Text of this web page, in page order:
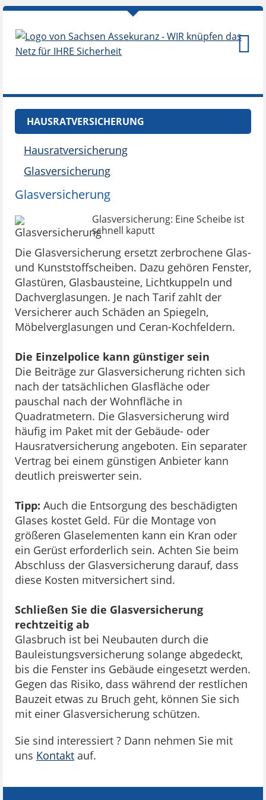
HAUSRATVERSICHERUNG
Hausratversicherung
Glasversicherung
Glasversicherung
Glasversicherung: Eine Scheibe ist
schnell kaputt
Die Glasversicherung ersetzt zerbrochene Glas-
und Kunststoffscheiben. Dazu gehören Fenster,
Glastüren, Glasbausteine, Lichtkuppeln und
Dachverglasungen. Je nach Tarif zahlt der
Versicherer auch Schäden an Spiegeln,
Möbelverglasungen und Ceran-Kochfeldern.
Die Einzelpolice kann günstiger sein
Die Beiträge zur Glasversicherung richten sich
nach der tatsächlichen Glasfläche oder
pauschal nach der Wohnfläche in
Quadratmetern. Die Glasversicherung wird
häufig im Paket mit der Gebäude- oder
Hausratversicherung angeboten. Ein separater
Vertrag bei einem günstigen Anbieter kann
deutlich preiswerter sein.
Tipp: Auch die Entsorgung des beschädigten
Glases kostet Geld. Für die Montage von
größeren Glaselementen kann ein Kran oder
ein Gerüst erforderlich sein. Achten Sie beim
Abschluss der Glasversicherung darauf, dass
diese Kosten mitversichert sind.
Schließen Sie die Glasversicherung
rechtzeitig ab
Glasbruch ist bei Neubauten durch die
Bauleistungsversicherung solange abgedeckt,
bis die Fenster ins Gebäude eingesetzt werden.
Gegen das Risiko, dass während der restlichen
Bauzeit etwas zu Bruch geht, können Sie sich
mit einer Glasversicherung schützen.
Sie sind interessiert ? Dann nehmen Sie mit
uns Kontakt auf.